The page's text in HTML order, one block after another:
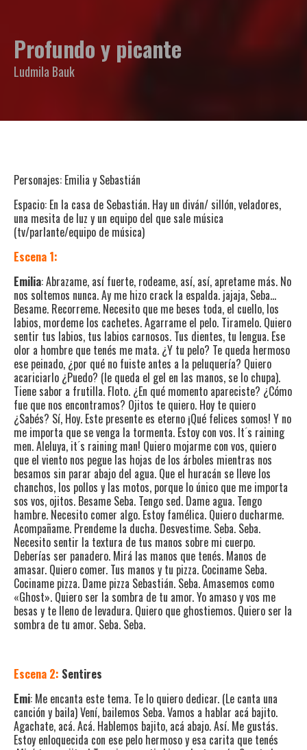
Profundo y picante
Ludmila Bauk
Personajes: Emilia y Sebastián
Espacio: En la casa de Sebastián. Hay un diván/ sillón, veladores,
una mesita de luz y un equipo del que sale música
(tv/parlante/equipo de música)
Escena 1:
Emilia: Abrazame, así fuerte, rodeame, así, así, apretame más. No
nos soltemos nunca. Ay me hizo crack la espalda. jajaja, Seba…
Besame. Recorreme. Necesito que me beses toda, el cuello, los
labios, mordeme los cachetes. Agarrame el pelo. Tiramelo. Quiero
sentir tus labios, tus labios carnosos. Tus dientes, tu lengua. Ese
olor a hombre que tenés me mata. ¿Y tu pelo? Te queda hermoso
ese peinado, ¿por qué no fuiste antes a la peluquería? Quiero
acariciarlo ¿Puedo? (le queda el gel en las manos, se lo chupa).
Tiene sabor a frutilla. Floto. ¿En qué momento apareciste? ¿Cómo
fue que nos encontramos? Ojitos te quiero. Hoy te quiero
¿Sabés? Sí, Hoy. Este presente es eterno ¡Qué felices somos! Y no
me importa que se venga la tormenta. Estoy con vos. It ́s raining
men. Aleluya, it ́s raining man! Quiero mojarme con vos, quiero
que el viento nos pegue las hojas de los árboles mientras nos
besamos sin parar abajo del agua. Que el huracán se lleve los
chanchos, los pollos y las motos, porque lo único que me importa
sos vos, ojitos. Besame Seba. Tengo sed. Dame agua. Tengo
hambre. Necesito comer algo. Estoy famélica. Quiero ducharme.
Acompañame. Prendeme la ducha. Desvestime. Seba. Seba.
Necesito sentir la textura de tus manos sobre mi cuerpo.
Deberías ser panadero. Mirá las manos que tenés. Manos de
amasar. Quiero comer. Tus manos y tu pizza. Cociname Seba.
Cociname pizza. Dame pizza Sebastián. Seba. Amasemos como
«Ghost». Quiero ser la sombra de tu amor. Yo amaso y vos me
besas y te lleno de levadura. Quiero que ghostiemos. Quiero ser la
sombra de tu amor. Seba. Seba.
Escena 2: Sentires
Emi: Me encanta este tema. Te lo quiero dedicar. (Le canta una
canción y baila) Vení, bailemos Seba. Vamos a hablar acá bajito.
Agachate, acá. Acá. Hablemos bajito, acá abajo. Así. Me gustás.
Estoy enloquecida con ese pelo hermoso y esa carita que tenés